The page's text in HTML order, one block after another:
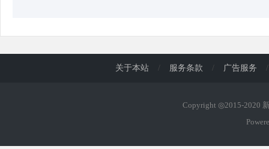
关于本站 / 服务条款 / 广告服务 /
Copyright ◎2015-2020